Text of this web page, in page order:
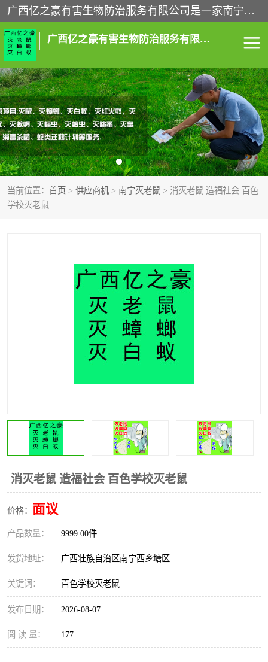
广西亿之豪有害生物防治服务有限公司是一家南宁灭鼠公司、灭蟑螂公司，南宁杀虫公司，南宁除虫公司，南宁灭跳蚤公司，南宁灭白蚁公司，南宁除四害公司,广西亿之豪有害生物防治服务有限公司专业灭蟑螂,除臭虫,其他害虫,服务上门,安全环保,售后保障,一次消杀，竭诚为您服务.
广西亿之豪有害生物防治服务有限公司
当前位置： 首页 > 供应商机 > 南宁灭老鼠 > 消灭老鼠 造福社会 百色
学校灭老鼠
消灭老鼠 造福社会 百色学校灭老鼠
价格： 面议
产品数量： 9999.00件
发货地址： 广西壮族自治区南宁西乡塘区
关键词： 百色学校灭老鼠
发布日期： 2026-08-07
阅 读 量： 177
南宁灭白蚁 南宁灭老鼠
南宁灭蟑螂 南宁杀虫
南宁除四害 南宁消杀
南宁除虫公司